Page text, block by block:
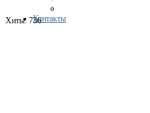
Контакты
Хиты: 736